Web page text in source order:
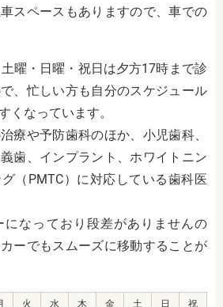
スペースもありますので、車での
曜・日曜・祝日は夕方17時まで診
、忙しい方も自分のスケジュール
くなっています。
療や予防歯科のほか、小児歯科、
歯、インプラント、ホワイトニン
（PMTC）に対応している歯科医
になっており段差がありませんの
ーでもスムーズに移動することが
火 水 木 金 土 日 祝